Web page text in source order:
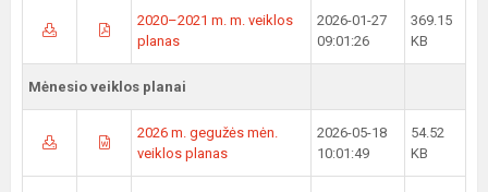
2020–2021 m. m. veiklos
planas
2026-01-27
09:01:26
369.15
KB
Mėnesio veiklos planai
2026 m. gegužės mėn.
veiklos planas
2026-05-18
10:01:49
54.52
KB